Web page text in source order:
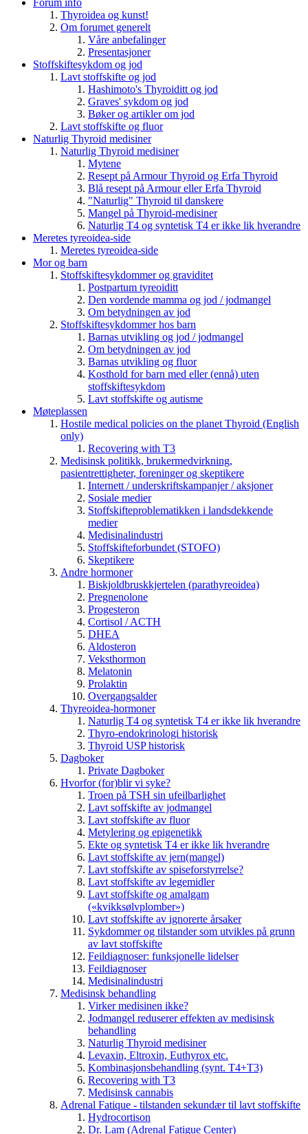
Forum info
Thyroidea og kunst!
Om forumet generelt
Våre anbefalinger
Presentasjoner
Stoffskiftesykdom og jod
Lavt stoffskifte og jod
Hashimoto's Thyroiditt og jod
Graves' sykdom og jod
Bøker og artikler om jod
Lavt stoffskifte og fluor
Naturlig Thyroid medisiner
Naturlig Thyroid medisiner
Mytene
Resept på Armour Thyroid og Erfa Thyroid
Blå resept på Armour eller Erfa Thyroid
"Naturlig" Thyroid til danskere
Mangel på Thyroid-medisiner
Naturlig T4 og syntetisk T4 er ikke lik hverandre
Meretes tyreoidea-side
Meretes tyreoidea-side
Mor og barn
Stoffskiftesykdommer og graviditet
Postpartum tyreoiditt
Den vordende mamma og jod / jodmangel
Om betydningen av jod
Stoffskiftesykdommer hos barn
Barnas utvikling og jod / jodmangel
Om betydningen av jod
Barnas utvikling og fluor
Kosthold for barn med eller (ennå) uten
stoffskiftesykdom
Lavt stoffskifte og autisme
Møteplassen
Hostile medical policies on the planet Thyroid (English
only)
Recovering with T3
Medisinsk politikk, brukermedvirkning,
pasientrettigheter, foreninger og skeptikere
Internett / underskriftskampanjer / aksjoner
Sosiale medier
Stoffskifteproblematikken i landsdekkende
medier
Medisinalindustri
Stoffskifteforbundet (STOFO)
Skeptikere
Andre hormoner
Biskjoldbruskkjertelen (parathyreoidea)
Pregnenolone
Progesteron
Cortisol / ACTH
DHEA
Aldosteron
Veksthormon
Melatonin
Prolaktin
Overgangsalder
Thyreoidea-hormoner
Naturlig T4 og syntetisk T4 er ikke lik hverandre
Thyro-endokrinologi historisk
Thyroid USP historisk
Dagboker
Private Dagboker
Hvorfor (for)blir vi syke?
Troen på TSH sin ufeilbarlighet
Lavt soffskifte av jodmangel
Lavt stoffskifte av fluor
Metylering og epigenetikk
Ekte og syntetisk T4 er ikke lik hverandre
Lavt stoffskifte av jern(mangel)
Lavt stoffskifte av spiseforstyrrelse?
Lavt stoffskifte av legemidler
Lavt stoffskifte og amalgam
(«kvikksølvplomber»)
Lavt stoffskifte av ignorerte årsaker
Sykdommer og tilstander som utvikles på grunn
av lavt stoffskifte
Feildiagnoser: funksjonelle lidelser
Feildiagnoser
Medisinalindustri
Medisinsk behandling
Virker medisinen ikke?
Jodmangel reduserer effekten av medisinsk
behandling
Naturlig Thyroid medisiner
Levaxin, Eltroxin, Euthyrox etc.
Kombinasjonsbehandling (synt. T4+T3)
Recovering with T3
Medisinsk cannabis
Adrenal Fatique - tilstanden sekundær til lavt stoffskifte
Hydrocortison
Dr. Lam (Adrenal Fatigue Center)